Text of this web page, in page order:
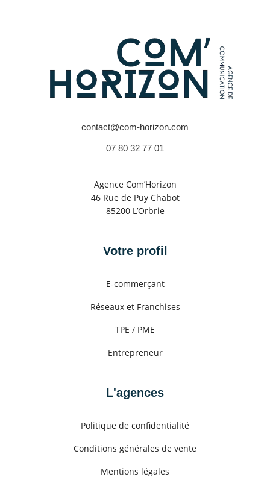
contact@com-horizon.com
07 80 32 77 01
Agence Com’Horizon
46 Rue de Puy Chabot
85200 L’Orbrie
Votre profil
E-commerçant
Réseaux et Franchises
TPE / PME
Entrepreneur
L'agences
Politique de confidentialité
Conditions générales de vente
Mentions légales